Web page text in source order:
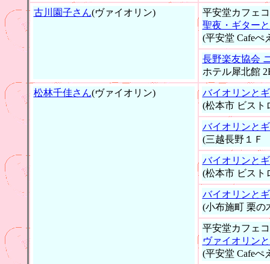
古川園子さん(ヴァイオリン)
平安堂カフェ
聖夜・ギター
(平安堂 Cafeぺ
長野楽友協会
ホテル犀北館
松林千佳さん(ヴァイオリン)
バイオリンと
(松本市 ビスト
バイオリンと
(三越長野１Ｆ
バイオリンと
(松本市 ビスト
バイオリンと
(小布施町 栗の
平安堂カフェ
ヴァイオリン
(平安堂 Cafeぺ